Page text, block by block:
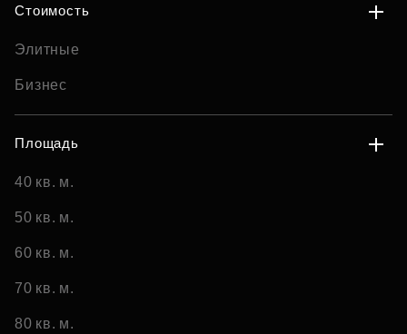
Стоимость
Элитные
Бизнес
Площадь
40 кв. м.
50 кв. м.
60 кв. м.
70 кв. м.
80 кв. м.